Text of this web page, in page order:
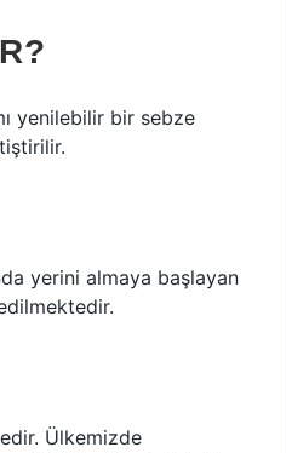
yenilebilir bir sebze
yerini almaya başlayan
Ülkemizde